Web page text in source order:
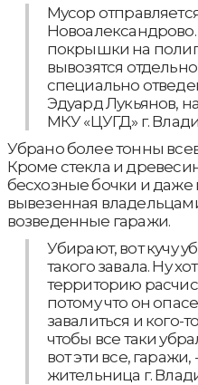
Мусор
покрышки на
вывозятся
специально
Эдуард Лукьянов,
МКУ «ЦУГД» г.
Убрано более тонны
Кроме стекла и
бесхозные бочки и даже
вывезенная
возведенные гаражи.
Убирают, вот кучу
такого завала. Ну
территорию
потому что он
завалиться и кого-
чтобы все таки
вот эти все,
жительница г.